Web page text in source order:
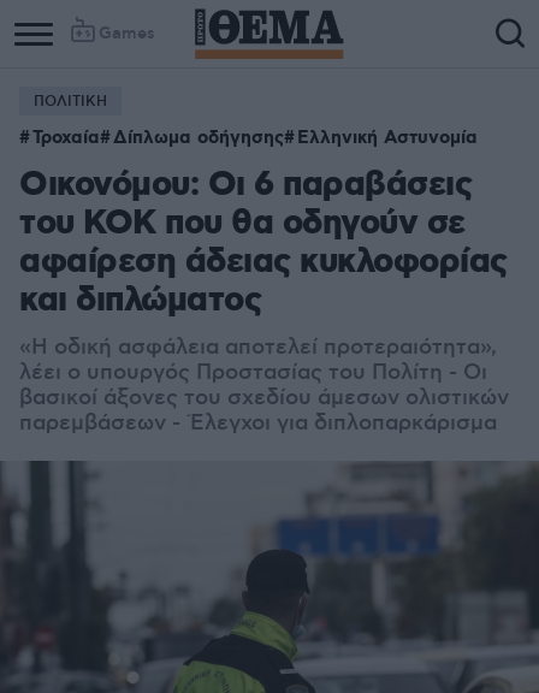
Games
ΠΟΛΙΤΙΚΗ
Τροχαία Δίπλωμα οδήγησης Ελληνική Αστυνομία
Οικονόμου: Οι 6 παραβάσεις
του ΚΟΚ που θα οδηγούν σε
αφαίρεση άδειας κυκλοφορίας
και διπλώματος
«Η οδική ασφάλεια αποτελεί προτεραιότητα»,
λέει ο υπουργός Προστασίας του Πολίτη - Οι
βασικοί άξονες του σχεδίου άμεσων ολιστικών
παρεμβάσεων - Έλεγχοι για διπλοπαρκάρισμα